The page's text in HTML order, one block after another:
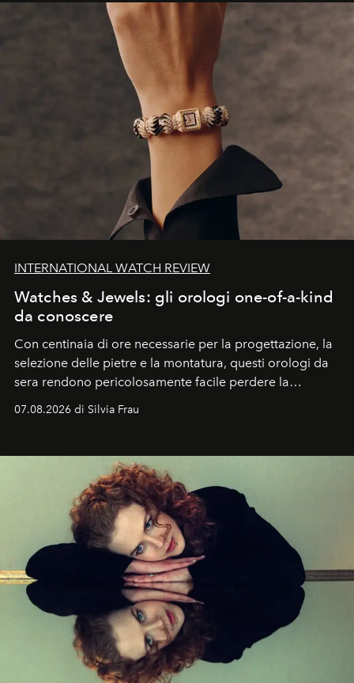
INTERNATIONAL WATCH REVIEW
Watches & Jewels: gli orologi one-of-a-kind
da conoscere
Con centinaia di ore necessarie per la progettazione, la
selezione delle pietre e la montatura, questi orologi da
sera rendono pericolosamente facile perdere la
cognizione del tempo. Ma con quadranti così
07.08.2026 di Silvia Frau